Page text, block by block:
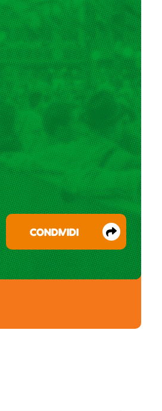
CONDIVIDI